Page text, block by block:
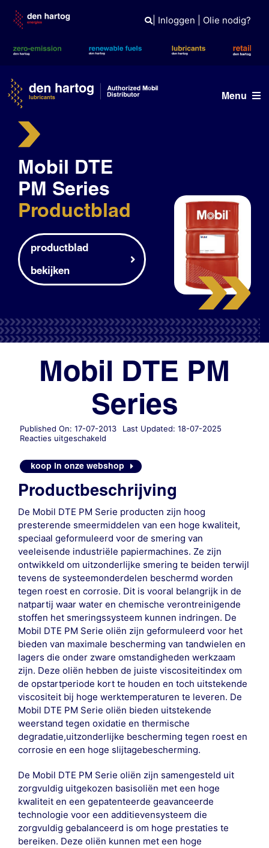
content
| Inloggen Olie nodig?
Menu
Branches
Kennisbank
Mobil DTE
PM Series
Productblad
productblad
bekijken
Mobil DTE PM
Series
Published On: 17-07-2013
Last Updated: 18-07-2025
Reacties uitgeschakeldvoor
PM
Series
koop in onze webshop
Productbeschrijving
De Mobil DTE PM Serie producten zijn hoog
presterende smeermiddelen van een hoge kwaliteit,
speciaal geformuleerd voor de smering van
veeleisende industriële papiermachines. Ze zijn
ontwikkeld om uitzonderlijke smering te beiden terwijl
tevens de systeemonderdelen beschermd worden
tegen roest en corrosie. Dit is vooral belangrijk in de
natpartij waar water en chemische verontreinigende
stoffen het smeringssysteem kunnen indringen. De
Mobil DTE PM Serie oliën zijn geformuleerd voor het
bieden van maximale bescherming van tandwielen en
lagers die onder zware omstandigheden werkzaam
zijn. Deze oliën hebben de juiste viscositeitindex om
de opstartperiode kort te houden en toch uitstekende
viscositeit bij hoge werktemperaturen te leveren. De
Mobil DTE PM Serie oliën bieden uitstekende
weerstand tegen oxidatie en thermische
degradatie,uitzonderlijke bescherming tegen roest en
corrosie en een hoge slijtagebescherming.
De Mobil DTE PM Serie oliën zijn samengesteld uit
zorgvuldig uitgekozen basisoliën met een hoge
kwaliteit en een gepatenteerde geavanceerde
technologie voor een additievensysteem die
zorgvuldig gebalanceerd is om hoge prestaties te
bereiken. Deze oliën kunnen met een hoge